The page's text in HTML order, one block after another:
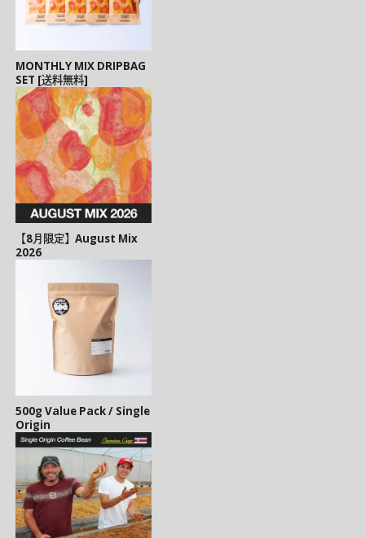
MONTHLY MIX DRIPBAG
SET [送料無料]
【8月限定】August Mix
2026
500g Value Pack / Single
Origin